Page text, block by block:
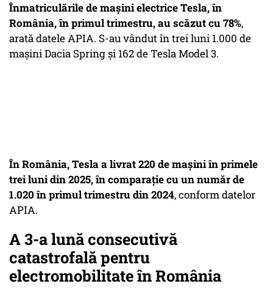
Înmatriculările de mașini electrice Tesla, în
România, în primul trimestru, au scăzut cu 78%,
arată datele APIA. S-au vândut în trei luni 1.000 de
mașini Dacia Spring și 162 de Tesla Model 3.
În România, Tesla a livrat 220 de mașini în primele
trei luni din 2025, în comparație cu un număr de
1.020 în primul trimestru din 2024, conform datelor
APIA.
A 3-a lună consecutivă
catastrofală pentru
electromobilitate în România